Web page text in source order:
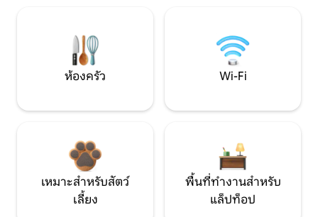
ห้องครัว Wi-Fi
เหมาะสำหรับสัตว์
เลี้ยง
พื้นที่ทำงานสำหรับ
แล็ปท็อป